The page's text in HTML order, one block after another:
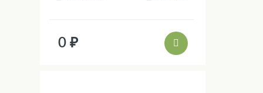
0 ₽